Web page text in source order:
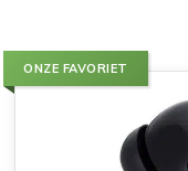
ONZE FAVORIET